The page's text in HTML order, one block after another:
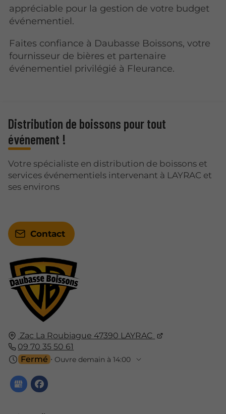
appréciable pour la gestion de votre budget
événementiel.
Faites confiance à Daubasse Boissons, votre
fournisseur de bières et partenaire
événementiel privilégié à Fleurance.
Zac La Roubiague 47390 LAYRAC
09 70 35 50 61
Fermé ⋅ Ouvre demain à 14:00
Distribution de boissons pour tout
événement !
Votre spécialiste en distribution de boissons et
services événementiels intervenant à LAYRAC et
ses environs
Contact